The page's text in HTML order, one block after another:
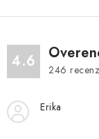
y
ý
p
s
u
4.6 246
Erika